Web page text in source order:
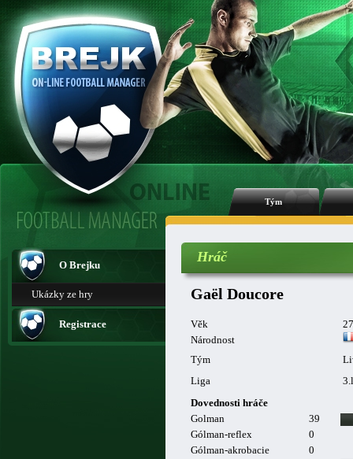
Tým
O Brejku
Ukázky ze hry
Registrace
Hráč
Gaël Doucore
Věk
27
Národnost
Tým
Liga
Dovednosti hráče
Golman
39
Gólman-reflex
0
Gólman-akrobacie
0